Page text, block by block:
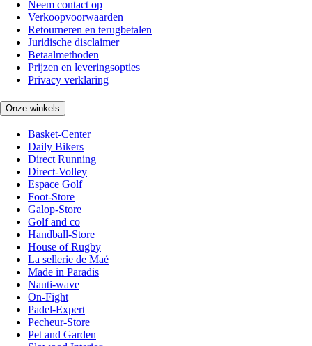
Neem contact op
Verkoopvoorwaarden
Retourneren en terugbetalen
Juridische disclaimer
Betaalmethoden
Prijzen en leveringsopties
Privacy verklaring
Onze winkels
Basket-Center
Daily Bikers
Direct Running
Direct-Volley
Espace Golf
Foot-Store
Galop-Store
Golf and co
Handball-Store
House of Rugby
La sellerie de Maé
Made in Paradis
Nauti-wave
On-Fight
Padel-Expert
Pecheur-Store
Pet and Garden